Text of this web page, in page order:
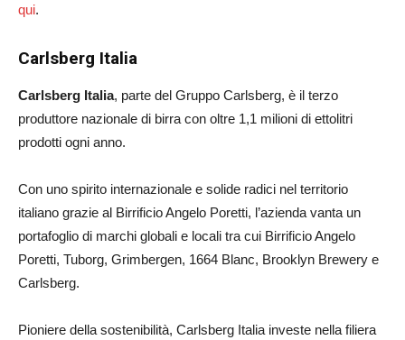
qui.
Carlsberg Italia
Carlsberg Italia, parte del Gruppo Carlsberg, è il terzo
produttore nazionale di birra con oltre 1,1 milioni di ettolitri
prodotti ogni anno.
Con uno spirito internazionale e solide radici nel territorio
italiano grazie al Birrificio Angelo Poretti, l’azienda vanta un
portafoglio di marchi globali e locali tra cui Birrificio Angelo
Poretti, Tuborg, Grimbergen, 1664 Blanc, Brooklyn Brewery e
Carlsberg.
Pioniere della sostenibilità, Carlsberg Italia investe nella filiera